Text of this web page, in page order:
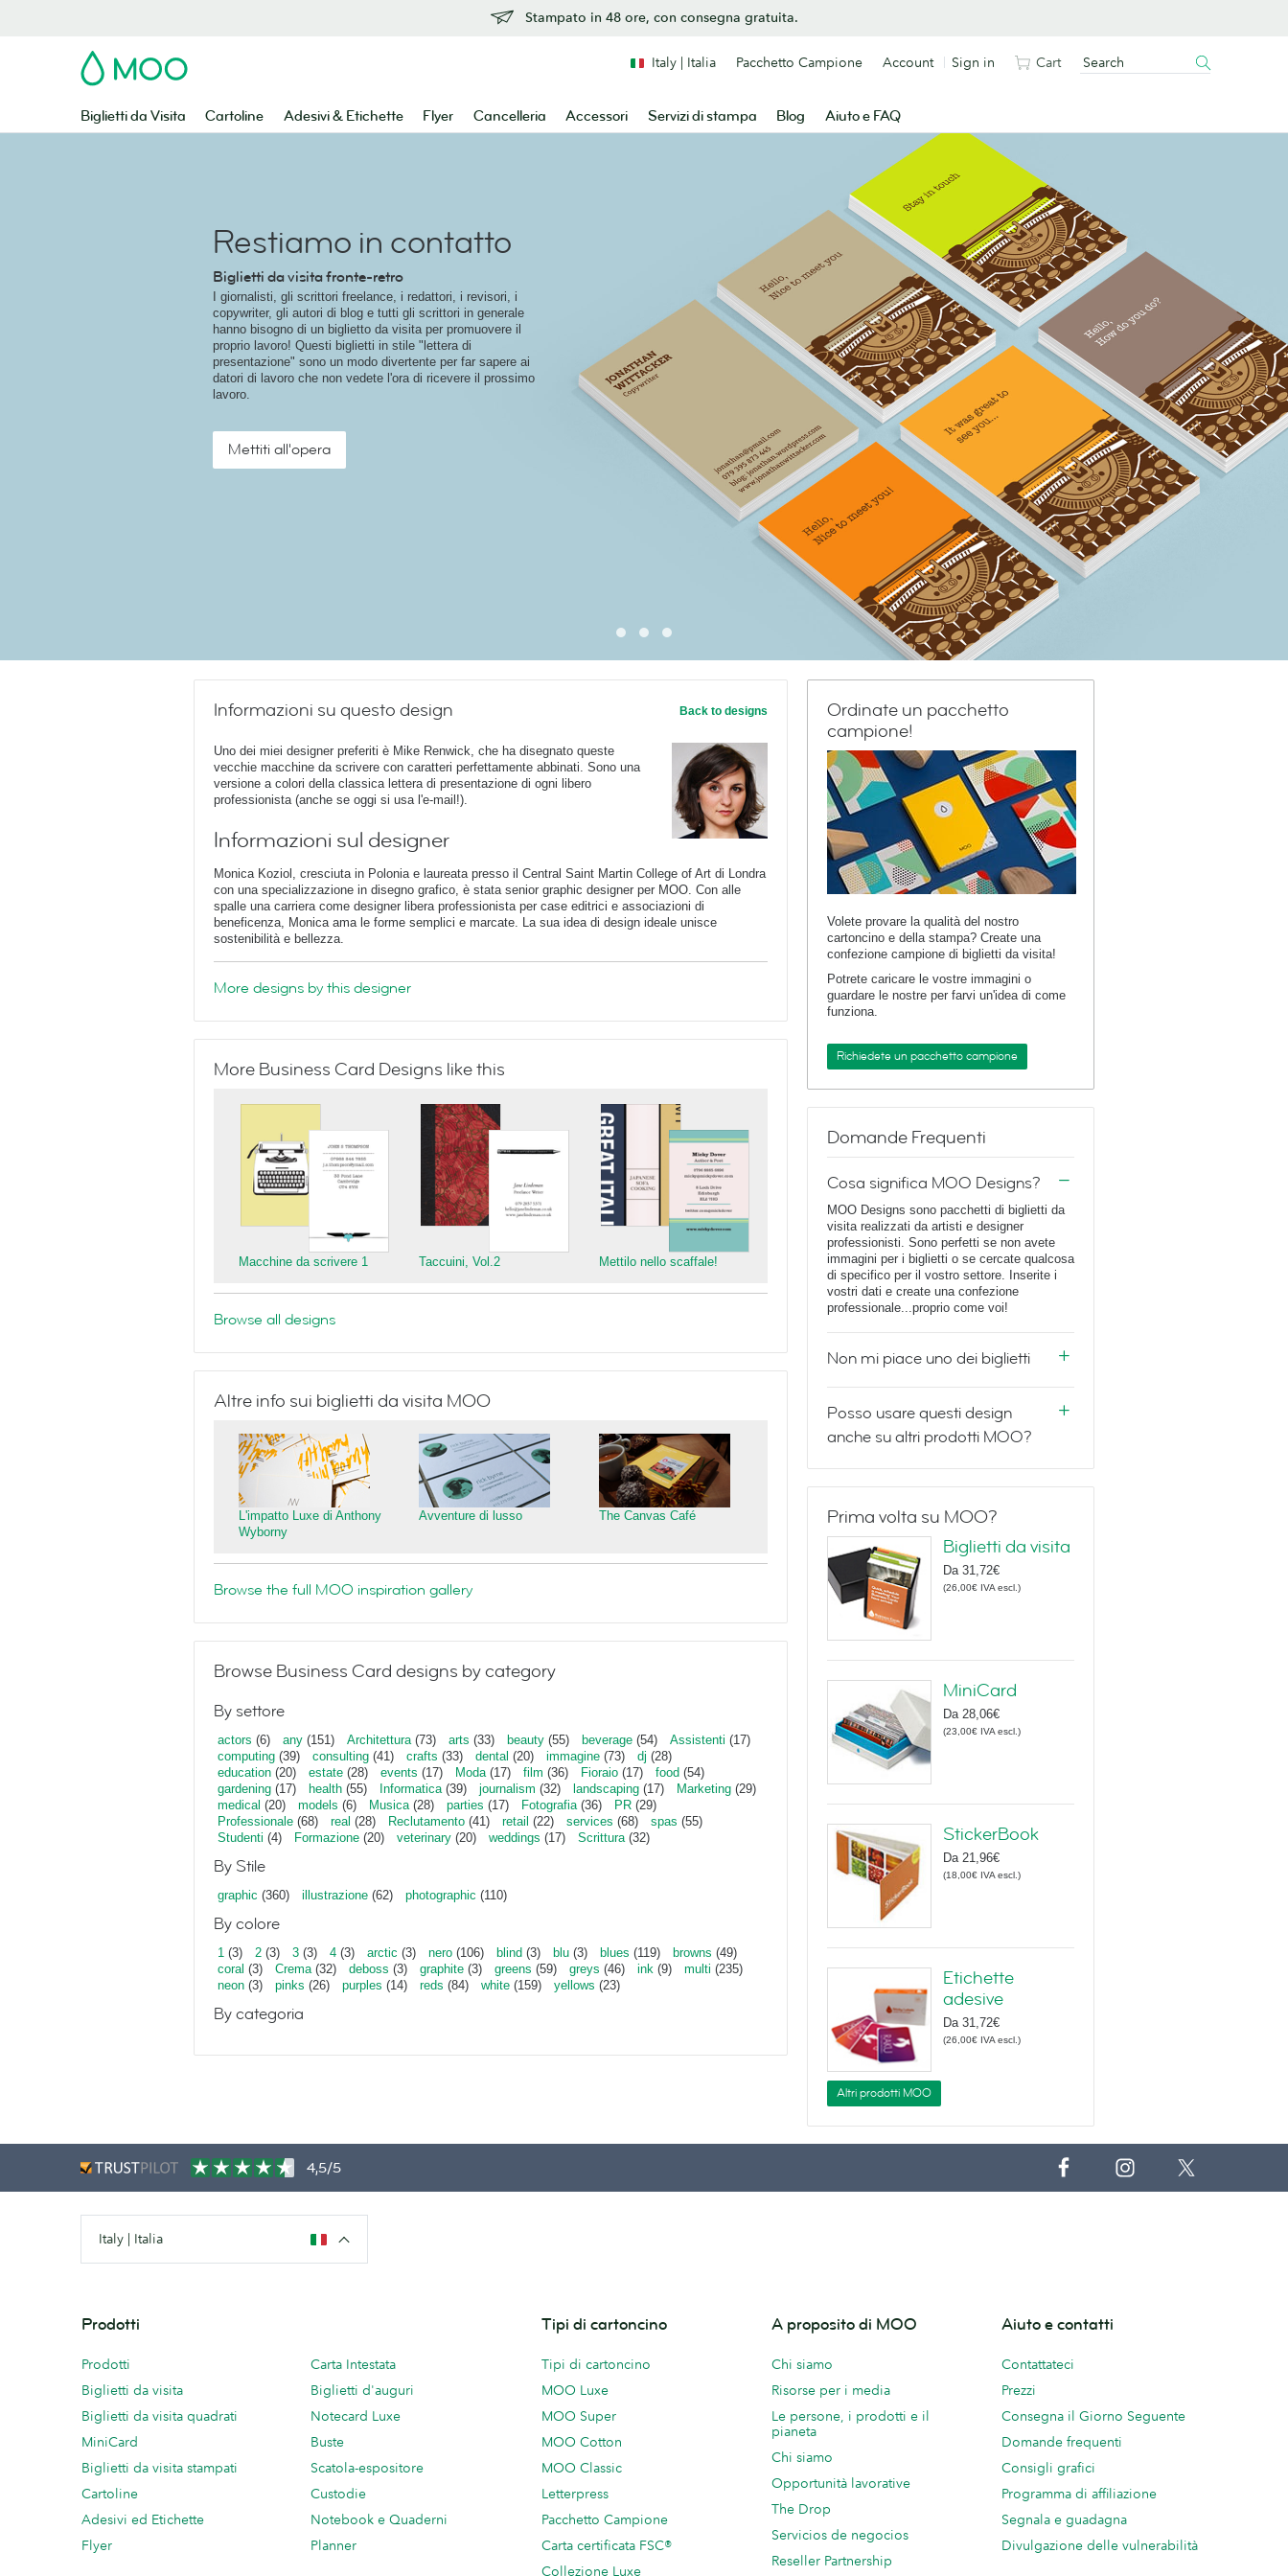
Stampato in 48 ore, con consegna gratuita.
MOO
Biglietti da Visita Cartoline Adesivi & Etichette Flyer Cancelleria Accessori Servizi di stampa Blog Aiuto e FAQ
Italy | Italia Pacchetto Campione Account Sign in Cart
Restiamo in contatto
Biglietti da visita fronte-retro
I giornalisti, gli scrittori freelance, i redattori, i revisori, i
copywriter, gli autori di blog e tutti gli scrittori in generale
hanno bisogno di un biglietto da visita per promuovere il
proprio lavoro! Questi biglietti in stile "lettera di
presentazione" sono un modo divertente per far sapere ai
datori di lavoro che non vedete l'ora di ricevere il prossimo
lavoro.
Mettiti all'opera
Informazioni su questo design Back to designs
Uno dei miei designer preferiti è Mike Renwick, che ha disegnato queste
vecchie macchine da scrivere con caratteri perfettamente abbinati. Sono una
versione a colori della classica lettera di presentazione di ogni libero
professionista (anche se oggi si usa l'e-mail!).
Informazioni sul designer
Monica Koziol, cresciuta in Polonia e laureata presso il Central Saint Martin College of Art di Londra
con una specializzazione in disegno grafico, è stata senior graphic designer per MOO. Con alle
spalle una carriera come designer libera professionista per case editrici e associazioni di
beneficenza, Monica ama le forme semplici e marcate. La sua idea di design ideale unisce
sostenibilità e bellezza.
More designs by this designer
More Business Card Designs like this
Macchine da scrivere 1 Taccuini, Vol.2 Mettilo nello scaffale!
Browse all designs
Altre info sui biglietti da visita MOO
L'impatto Luxe di Anthony
Wyborny
Avventure di lusso The Canvas Café
Browse the full MOO inspiration gallery
Browse Business Card designs by category
By settore
actors (6) any (151) Architettura(73) arts (33) beauty (55) beverage (54) Assistenti (17)
computing (39) consulting (41) crafts (33) dental (20) immagine (73) dj (28)
education (20) estate (28) events (17) Moda(17) film (36) Fioraio (17) food (54)
gardening (17) health (55) Informatica(39) journalism (32) landscaping (17) Marketing (29)
medical (20) models (6) Musica (28) parties (17) Fotografia(36) PR (29)
Professionale (68) real (28) Reclutamento (41) retail (22) services (68) spas (55)
Studenti (4) Formazione (20) veterinary (20) weddings (17) Scrittura(32)
By Stile
graphic (360) illustrazione (62) photographic (110)
By colore
1 (3) 2 (3) 3 (3) 4 (3) arctic (3) nero (106) blind (3) blu (3) blues (119) browns (49)
coral (3) Crema(32) deboss (3) graphite (3) greens (59) greys (46) ink (9) multi (235)
neon (3) pinks (26) purples (14) reds (84) white (159) yellows (23)
By categoria
Ordinate un pacchetto
campione!
Volete provare la qualità del nostro
cartoncino e della stampa? Create una
confezione campione di biglietti da visita!
Potrete caricare le vostre immagini o
guardare le nostre per farvi un'idea di come
funziona.
Richiedete un pacchetto campione
Domande Frequenti
Cosa significa MOO Designs?
MOO Designs sono pacchetti di biglietti da
visita realizzati da artisti e designer
professionisti. Sono perfetti se non avete
immagini per i biglietti o se cercate qualcosa
di specifico per il vostro settore. Inserite i
vostri dati e create una confezione
professionale...proprio come voi!
Non mi piace uno dei biglietti
Posso usare questi design
anche su altri prodotti MOO?
Prima volta su MOO?
Biglietti da visita
Da 31,72€
(26,00€ IVA escl. )
MiniCard
Da 28,06€
(23,00€ IVA escl. )
StickerBook
Da 21,96€
(18,00€ IVA escl. )
Etichette
adesive
Da 31,72€
(26,00€ IVA escl. )
Altri prodotti MOO
4,5/5
Italy | Italia
Prodotti
Prodotti
Biglietti da visita
Biglietti da visita quadrati
MiniCard
Biglietti da visita stampati
Cartoline
Adesivi ed Etichette
Flyer
Carta Intestata
Biglietti d'auguri
Notecard Luxe
Buste
Scatola-espositore
Custodie
Notebook e Quaderni
Planner
Tipi di cartoncino
Tipi di cartoncino
MOO Luxe
MOO Super
MOO Cotton
MOO Classic
Letterpress
Pacchetto Campione
Carta certificata FSC®
Collezione Luxe
A proposito di MOO
Chi siamo
Risorse per i media
Le persone, i prodotti e il
pianeta
Chi siamo
Opportunità lavorative
The Drop
Servicios de negocios
Reseller Partnership
Aiuto e contatti
Contattateci
Prezzi
Consegna il Giorno Seguente
Domande frequenti
Consigli grafici
Programma di affiliazione
Segnala e guadagna
Divulgazione delle vulnerabilità